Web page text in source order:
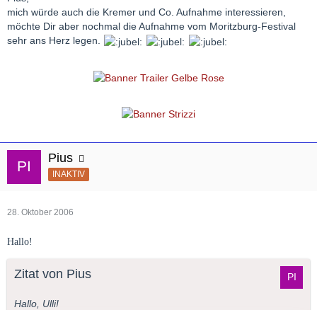
mich würde auch die Kremer und Co. Aufnahme interessieren,
möchte Dir aber nochmal die Aufnahme vom Moritzburg-Festival
sehr ans Herz legen.
Pius
INAKTIV
28. Oktober 2006
Hallo!
Zitat von Pius
Hallo, Ulli!